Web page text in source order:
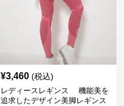
¥3,460 (税込)
レディースレギンス 機能美を
追求したデザイン美脚レギンス